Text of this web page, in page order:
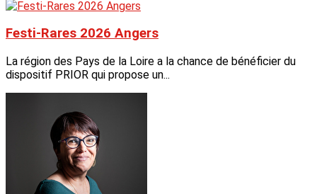
Festi-Rares 2026 Angers
La région des Pays de la Loire a la chance de bénéficier du
dispositif PRIOR qui propose un...